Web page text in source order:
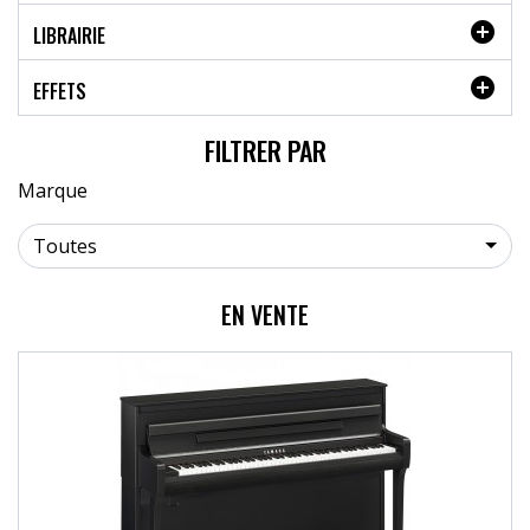
LIBRAIRIE 
EFFETS 
FILTRER PAR
Marque
Toutes
EN VENTE